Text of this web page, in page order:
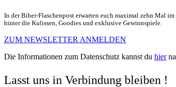
In der Biber-Flaschenpost erwarten euch maximal zehn Mal
hinter die Kulissen, Goodies und exklusive Gewinnspiele.
ZUM NEWSLETTER ANMELDEN
Die Informationen zum Datenschutz kannst du hier
Lasst uns in Verbindung bleiben !